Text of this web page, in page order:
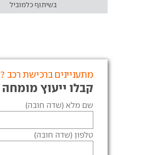
בשיתוף כלמוביל
מתעניינים ברכישת רכב ?
קבלו ייעוץ מומחה
שם מלא (שדה חובה)
טלפון (שדה חובה)